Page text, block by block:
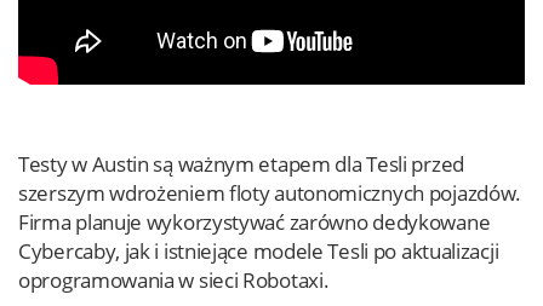
Testy w Austin są ważnym etapem dla Tesli przed
szerszym wdrożeniem floty autonomicznych pojazdów.
Firma planuje wykorzystywać zarówno dedykowane
Cybercaby, jak i istniejące modele Tesli po aktualizacji
oprogramowania w sieci Robotaxi.